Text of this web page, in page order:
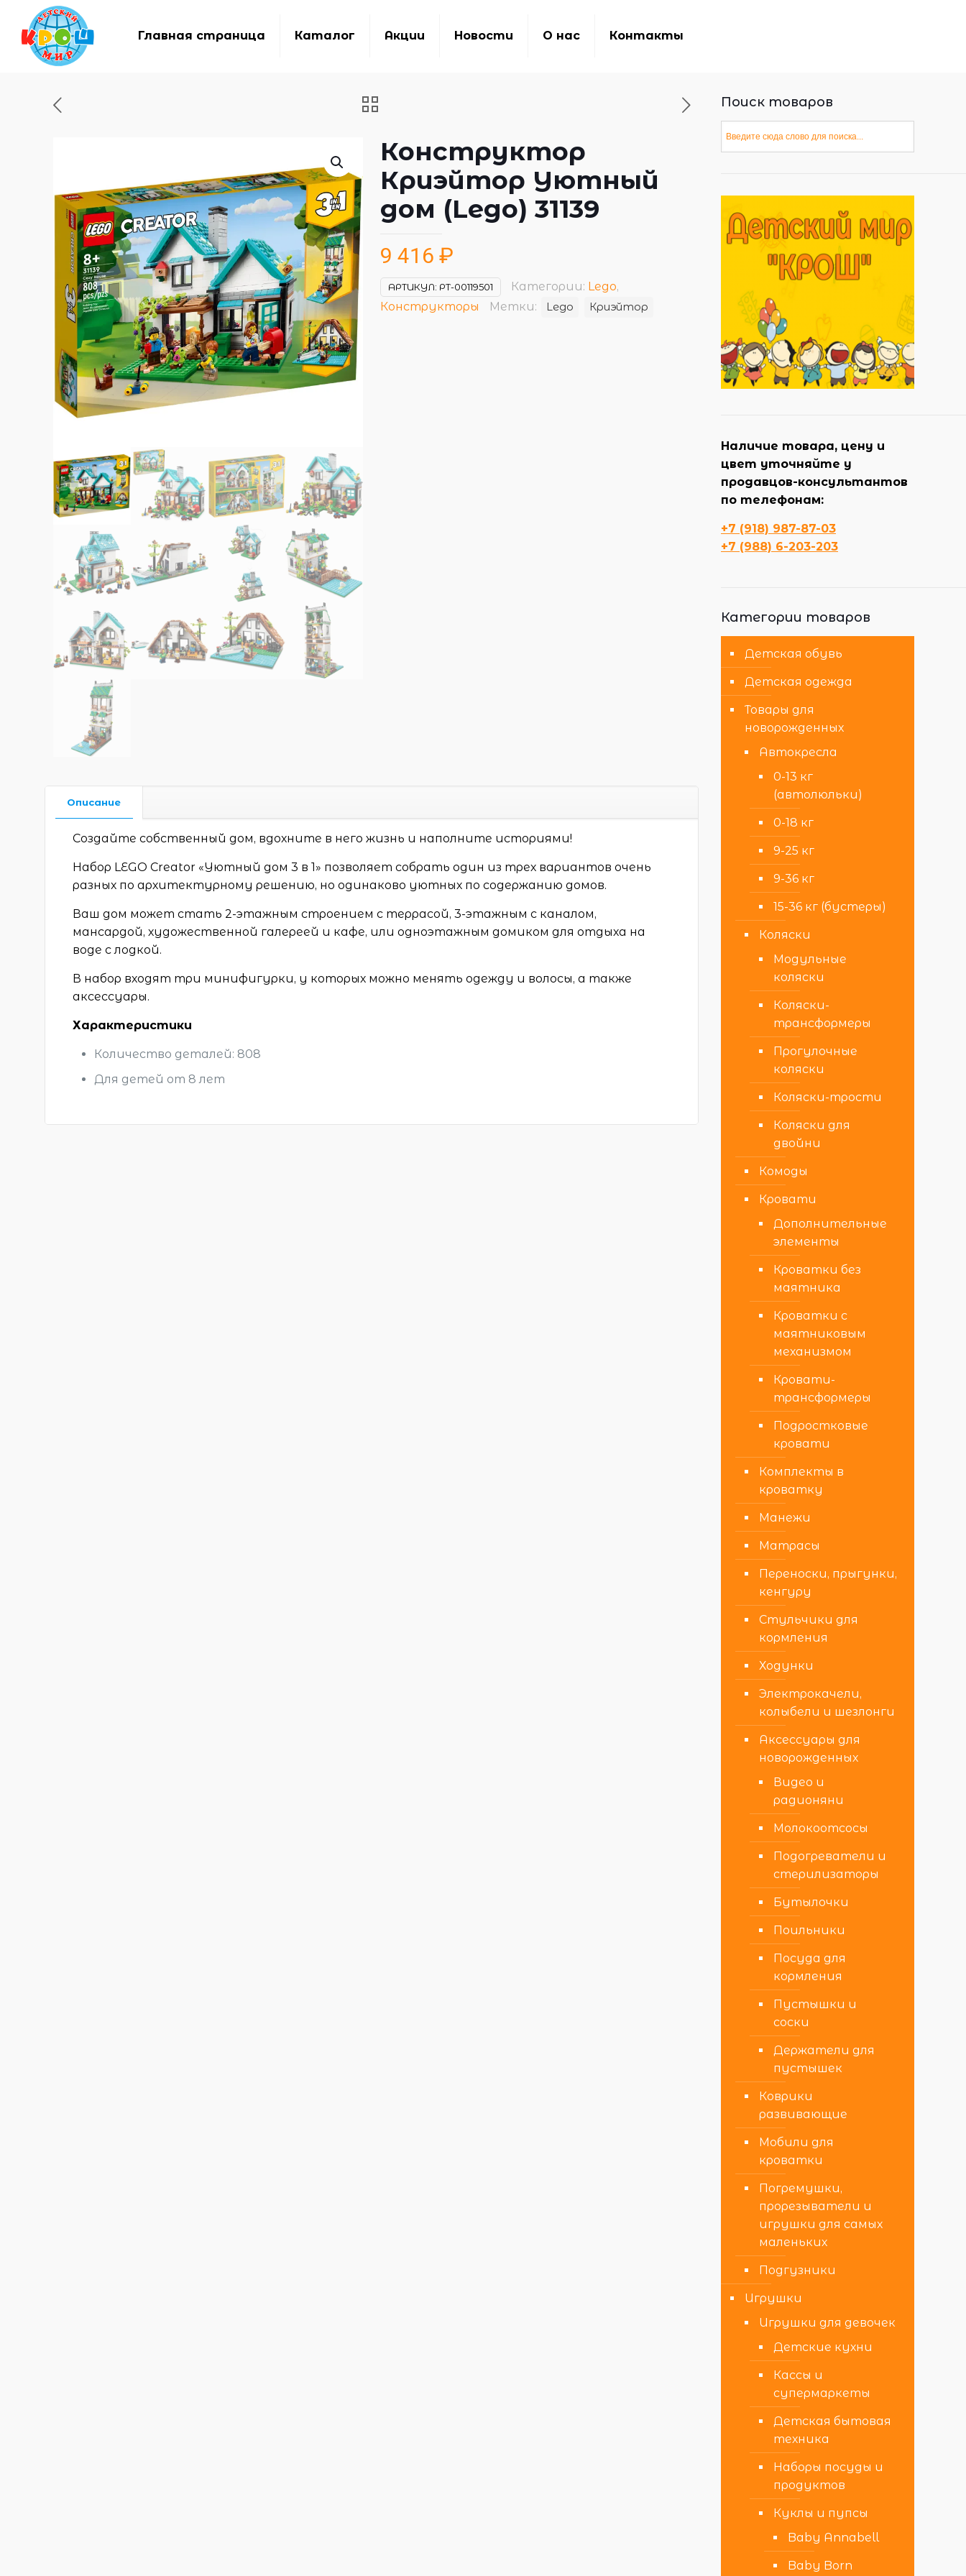
Главная страница Каталог Акции Новости О нас Контакты
Конструктор
Криэйтор Уютный
дом (Lego) 31139
9 416 ₽
АРТИКУЛ: РТ-00119501 Категории: Lego,
Конструкторы
Метки: Lego Криэйтор
Описание
Создайте собственный дом, вдохните в него жизнь и наполните историями!
Набор LEGO Creator «Уютный дом 3 в 1» позволяет собрать один из трех вариантов очень
разных по архитектурному решению, но одинаково уютных по содержанию домов.
Ваш дом может стать 2-этажным строением с террасой, 3-этажным с каналом,
мансардой, художественной галереей и кафе, или одноэтажным домиком для отдыха на
воде с лодкой.
В набор входят три минифигурки, у которых можно менять одежду и волосы, а также
аксессуары.
Характеристики
Количество деталей: 808
Для детей от 8 лет
Поиск товаров
Наличие товара, цену и
цвет уточняйте у
продавцов-консультантов
по телефонам:
+7 (918) 987-87-03
+7 (988) 6-203-203
Категории товаров
Детская обувь
Детская одежда
Товары для
новорожденных
Автокресла
0-13 кг
(автолюльки)
0-18 кг
9-25 кг
9-36 кг
15-36 кг (бустеры)
Коляски
Модульные
коляски
Коляски-
трансформеры
Прогулочные
коляски
Коляски-трости
Коляски для
двойни
Комоды
Кровати
Дополнительные
элементы
Кроватки без
маятника
Кроватки с
маятниковым
механизмом
Кровати-
трансформеры
Подростковые
кровати
Комплекты в
кроватку
Манежи
Матрасы
Переноски, прыгунки,
кенгуру
Стульчики для
кормления
Ходунки
Электрокачели,
колыбели и шезлонги
Аксессуары для
новорожденных
Видео и
радионяни
Молокоотсосы
Подогреватели и
стерилизаторы
Бутылочки
Поильники
Посуда для
кормления
Пустышки и
соски
Держатели для
пустышек
Коврики
развивающие
Мобили для
кроватки
Погремушки,
прорезыватели и
игрушки для самых
маленьких
Подгузники
Игрушки
Игрушки для девочек
Детские кухни
Кассы и
супермаркеты
Детская бытовая
техника
Наборы посуды и
продуктов
Куклы и пупсы
Baby Annabell
Baby Born